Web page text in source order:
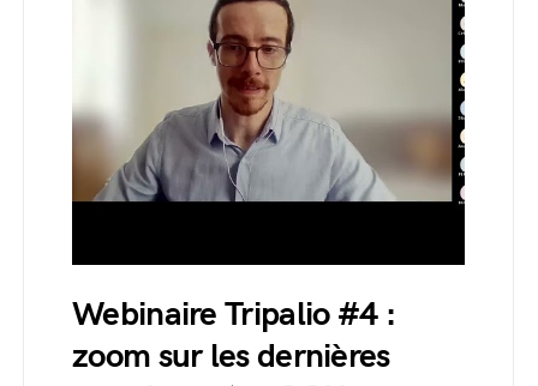
Webinaire Tripalio #4 :
zoom sur les dernières